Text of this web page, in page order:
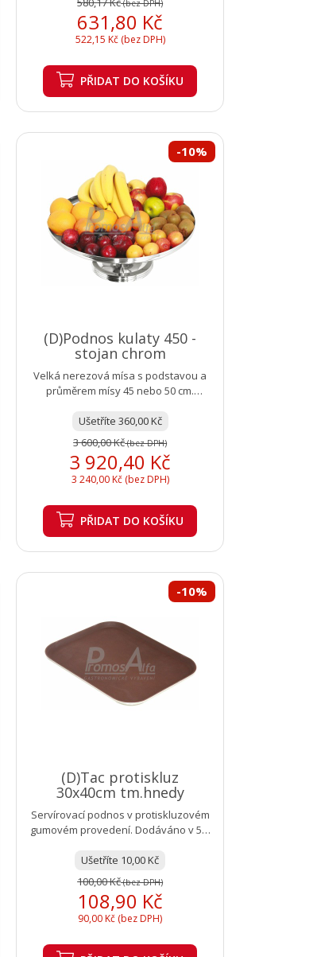
(bez DPH)
631,80 Kč
522,15 Kč (bez DPH)
PŘIDAT DO KOŠÍKU
(D)Podnos kulaty 450 -
stojan chrom
Velká nerezová mísa s podstavou a
průměrem mísy 45 nebo 50 cm.
Ušetříte 360,00 Kč
3 600,00 Kč(bez DPH)
-10%
3 920,40 Kč
3 240,00 Kč (bez DPH)
PŘIDAT DO KOŠÍKU
(D)Tac protiskluz
30x40cm tm.hnedy
Servírovací podnos v protiskluzovém
gumovém provedení. Dodáváno v 5-ti
Ušetříte 10,00 Kč
100,00 Kč(bez DPH)
-10%
108,90 Kč
90,00 Kč (bez DPH)